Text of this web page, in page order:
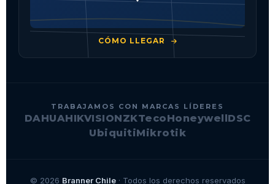
CÓMO LLEGAR
TRABAJAMOS CON MARCAS LÍDERES
DAHUAHIKVISIONZKTecoHoneywell DSC
UbiquitiMikrotik
© 2026 Branner Chile· Todos los derechos reservados